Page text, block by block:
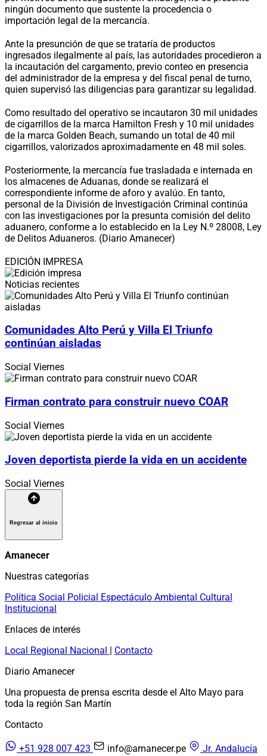
ningún documento que sustente la procedencia o
importación legal de la mercancía.
Ante la presunción de que se trataría de productos
ingresados ilegalmente al país, las autoridades procedieron a
la incautación del cargamento, previo conteo en presencia
del administrador de la empresa y del fiscal penal de turno,
quien supervisó las diligencias para garantizar su legalidad.
Como resultado del operativo se incautaron 30 mil unidades
de cigarrillos de la marca Hamilton Fresh y 10 mil unidades
de la marca Golden Beach, sumando un total de 40 mil
cigarrillos, valorizados aproximadamente en 48 mil soles.
Posteriormente, la mercancía fue trasladada e internada en
los almacenes de Aduanas, donde se realizará el
correspondiente informe de aforo y avalúo. En tanto,
personal de la División de Investigación Criminal continúa
con las investigaciones por la presunta comisión del delito
aduanero, conforme a lo establecido en la Ley N.º 28008, Ley
de Delitos Aduaneros. (Diario Amanecer)
EDICIÓN IMPRESA
Noticias recientes
Comunidades Alto Perú y Villa El Triunfo
continúan aisladas
Social Viernes
Firman contrato para construir nuevo COAR
Social Viernes
Joven deportista pierde la vida en un accidente
Social Viernes
Regresar al inicio
Amanecer
Nuestras categorías
Política Social Policial Espectáculo Ambiental Cultural
Institucional
Enlaces de interés
Local Regional Nacional | Contacto
Diario Amanecer
Una propuesta de prensa escrita desde el Alto Mayo para
toda la región San Martín
Contacto
+51 928 007 423 info@amanecer.pe
Jr. Andalucía